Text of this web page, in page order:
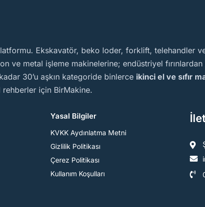
Ekskavatör, beko loder, forklift, telehandler
ve metal işleme makinelerine; endüstriyel
30’u aşkın kategoride binlerce ikinci el ve sıfır
rehberler için BirMakine.
Yasal Bilgiler
KVKK Aydınlatma Metni
Gizlilik Politikası
Çerez Politikası
Kullanım Koşulları